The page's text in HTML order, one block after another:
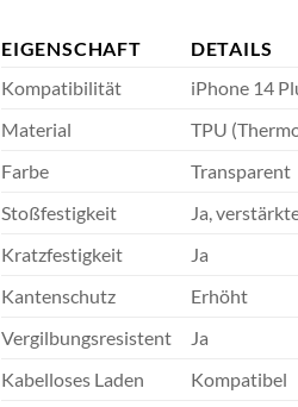
EIGENSCHAFT
DETAILS
Kompatibilität
iPhone 14
Material
TPU
Farbe
Transparent
Stoßfestigkeit
Ja,
Kratzfestigkeit
Ja
Kantenschutz
Erhöht
Vergilbungsresistent
Ja
Kabelloses Laden
Kompatibel